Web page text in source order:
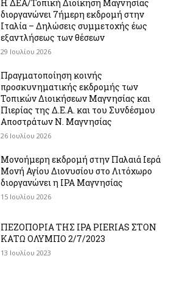
Η ΔΕΑ/Τοπική Διοίκηση Μαγνησίας
διοργανώνει 7ήμερη εκδρομή στην
Ιταλία – Δηλώσεις συμμετοχής έως
εξαντλήσεως των θέσεων
29 Ιουλίου 2026
Πραγματοποίηση κοινής
προσκυνηματικής εκδρομής των
Τοπικών Διοικήσεων Μαγνησίας και
Πιερίας της Δ.Ε.Α. και του Συνδέσμου
Αποστράτων Ν. Μαγνησίας
26 Ιουλίου 2026
Μονοήμερη εκδρομή στην Παλαιά Ιερά
Μονή Αγίου Διονυσίου στο Λιτόχωρο
διοργανώνει η IPA Μαγνησίας
15 Ιουλίου 2026
ΠΕΖΟΠΟΡΙΑ ΤΗΣ IPA PIERIAS ΣΤΟΝ
ΚΑΤΩ ΟΛΥΜΠΟ 2/7/2023
13 Ιουλίου 2023